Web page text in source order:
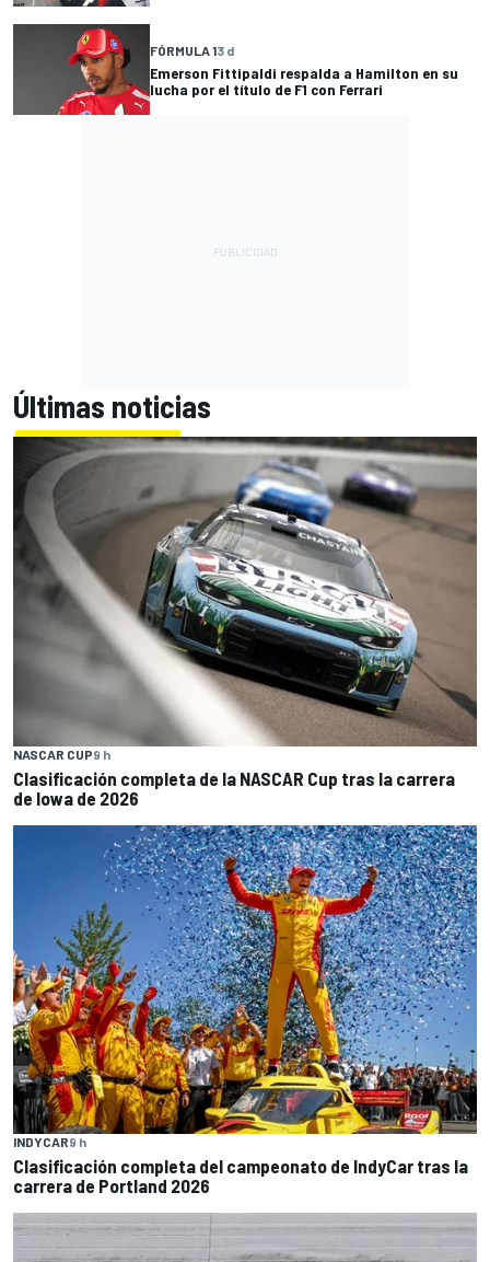
FÓRMULA 13 d
Emerson Fittipaldi respalda a Hamilton en su
lucha por el título de F1 con Ferrari
Últimas noticias
NASCAR CUP9 h
Clasificación completa de la NASCAR Cup tras la carrera
de Iowa de 2026
INDYCAR9 h
Clasificación completa del campeonato de IndyCar tras la
carrera de Portland 2026